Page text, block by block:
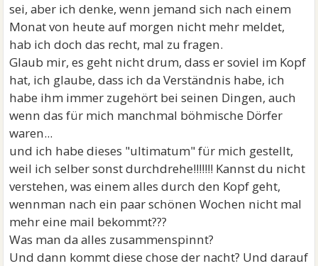
sei, aber ich denke, wenn jemand sich nach einem
Monat von heute auf morgen nicht mehr meldet,
hab ich doch das recht, mal zu fragen.
Glaub mir, es geht nicht drum, dass er soviel im Kopf
hat, ich glaube, dass ich da Verständnis habe, ich
habe ihm immer zugehört bei seinen Dingen, auch
wenn das für mich manchmal böhmische Dörfer
waren...
und ich habe dieses "ultimatum" für mich gestellt,
weil ich selber sonst durchdrehe!!!!!!! Kannst du nicht
verstehen, was einem alles durch den Kopf geht,
wennman nach ein paar schönen Wochen nicht mal
mehr eine mail bekommt???
Was man da alles zusammenspinnt?
Und dann kommt diese chose der nacht? Und darauf